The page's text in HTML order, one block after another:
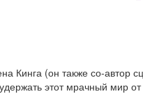
Кинга (он также со-автор
этот мрачный мир